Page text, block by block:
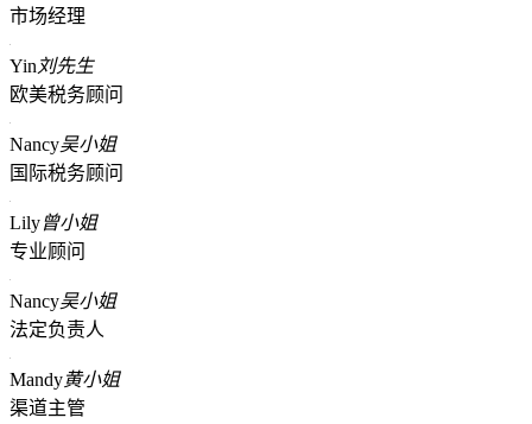
市场经理
Yin 刘先生
欧美税务顾问
Nancy吴小姐
国际税务顾问
Lily曾小姐
专业顾问
Nancy吴小姐
法定负责人
Mandy黄小姐
渠道主管